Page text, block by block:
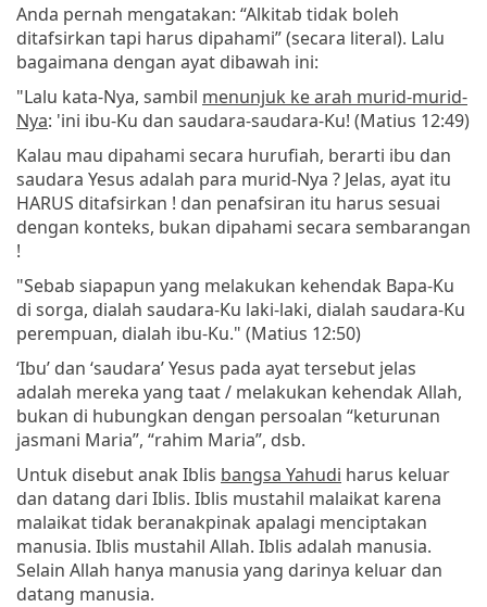
Anda pernah mengatakan: “Alkitab tidak boleh
ditafsirkan tapi harus dipahami” (secara literal). Lalu
bagaimana dengan ayat dibawah ini:
"Lalu kata-Nya, sambil menunjuk ke arah murid-murid-
Nya: 'ini ibu-Ku dan saudara-saudara-Ku! (Matius 12:49)
Kalau mau dipahami secara hurufiah, berarti ibu dan
saudara Yesus adalah para murid-Nya ? Jelas, ayat itu
HARUS ditafsirkan ! dan penafsiran itu harus sesuai
dengan konteks, bukan dipahami secara sembarangan
!
"Sebab siapapun yang melakukan kehendak Bapa-Ku
di sorga, dialah saudara-Ku laki-laki, dialah saudara-Ku
perempuan, dialah ibu-Ku." (Matius 12:50)
‘Ibu’ dan ‘saudara’ Yesus pada ayat tersebut jelas
adalah mereka yang taat / melakukan kehendak Allah,
bukan di hubungkan dengan persoalan “keturunan
jasmani Maria”, “rahim Maria”, dsb.
Untuk disebut anak Iblis bangsa Yahudi harus keluar
dan datang dari Iblis. Iblis mustahil malaikat karena
malaikat tidak beranakpinak apalagi menciptakan
manusia. Iblis mustahil Allah. Iblis adalah manusia.
Selain Allah hanya manusia yang darinya keluar dan
datang manusia.